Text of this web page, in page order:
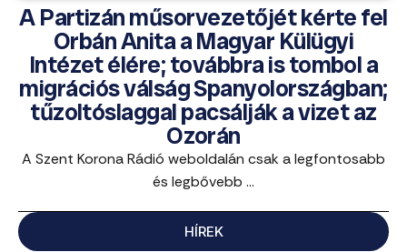
A Partizán műsorvezetőjét kérte fel
Orbán Anita a Magyar Külügyi
Intézet élére; továbbra is tombol a
migrációs válság Spanyolországban;
tűzoltóslaggal pacsálják a vizet az
Ozorán
A Szent Korona Rádió weboldalán csak a legfontosabb
és legbővebb ...
HÍREK